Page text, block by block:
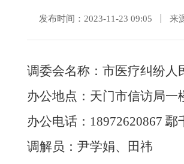
发布时间：2023-11-23 09:05 来
调委会名称： 市医疗纠纷人
办公地点：天门市信访局一
办公电话： 18972620867 鄢
调解员：尹学娟、田祎